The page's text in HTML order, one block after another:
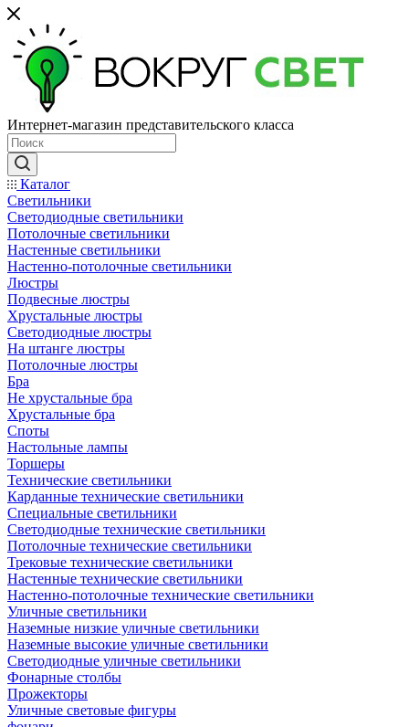
Интернет-магазин представительского класса
Каталог
Светильники
Светодиодные светильники
Потолочные светильники
Настенные светильники
Настенно-потолочные светильники
Люстры
Подвесные люстры
Хрустальные люстры
Светодиодные люстры
На штанге люстры
Потолочные люстры
Бра
Не хрустальные бра
Хрустальные бра
Споты
Настольные лампы
Торшеры
Технические светильники
Карданные технические светильники
Специальные светильники
Светодиодные технические светильники
Потолочные технические светильники
Трековые технические светильники
Настенные технические светильники
Настенно-потолочные технические светильники
Уличные светильники
Наземные низкие уличные светильники
Наземные высокие уличные светильники
Светодиодные уличные светильники
Фонарные столбы
Прожекторы
Уличные световые фигуры